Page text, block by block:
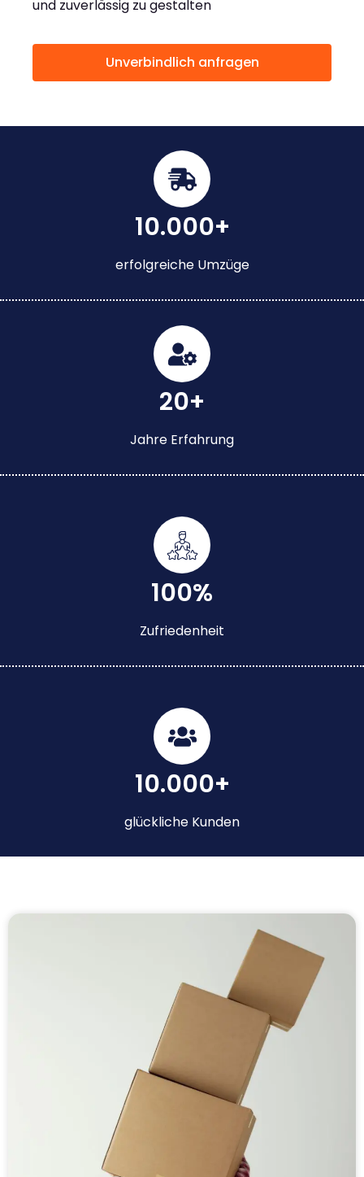
und zuverlässig zu gestalten
Unverbindlich anfragen
10.000+
erfolgreiche Umzüge
20+
Jahre Erfahrung
100%
Zufriedenheit
10.000+
glückliche Kunden